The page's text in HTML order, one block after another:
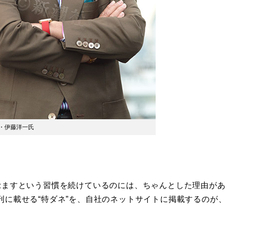
伊藤洋一氏
すという習慣を続けているのには、ちゃんとした理由があ
載せる“特ダネ”を、自社のネットサイトに掲載するのが、